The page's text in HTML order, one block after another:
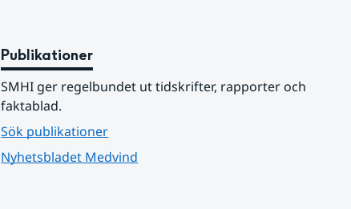
Publikationer
SMHI ger regelbundet ut tidskrifter, rapporter och
faktablad.
Sök publikationer
Nyhetsbladet Medvind